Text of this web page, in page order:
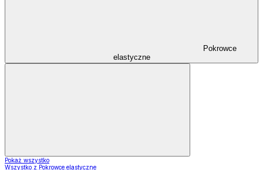
Pokrowce
elastyczne
Pokaż wszystko
Wszystko z Pokrowce elastyczne